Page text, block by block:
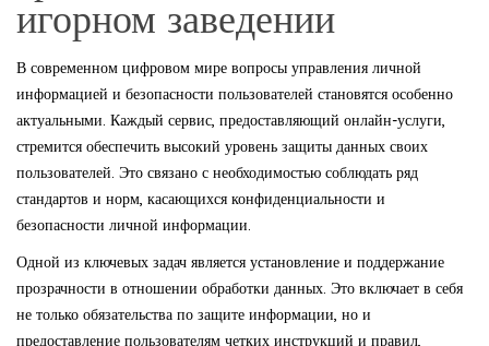
игорном заведении
В современном цифровом мире вопросы управления личной
информацией и безопасности пользователей становятся особенно
актуальными. Каждый сервис, предоставляющий онлайн-услуги,
стремится обеспечить высокий уровень защиты данных своих
пользователей. Это связано с необходимостью соблюдать ряд
стандартов и норм, касающихся конфиденциальности и
безопасности личной информации.
Одной из ключевых задач является установление и поддержание
прозрачности в отношении обработки данных. Это включает в себя
не только обязательства по защите информации, но и
предоставление пользователям четких инструкций и правил,